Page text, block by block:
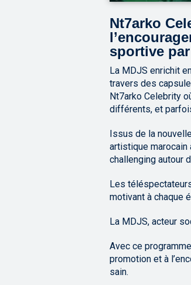
Nt7arko
sportive par
La MDJS enrichit
travers des
Nt7arko Celebrity
différents, et
Issus de la
artistique marocain
challenging autour
Les
motivant à chaque
La MDJS, acteur
Avec ce
promotion et à
sain.